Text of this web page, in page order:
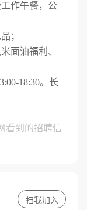
作午餐，公
；
面油福利、
18:30。长
看到的招聘信
扫我加入